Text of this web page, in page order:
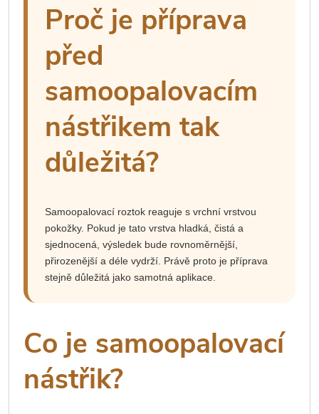
Proč je příprava
před
samoopalovacím
nástřikem tak
důležitá?
Samoopalovací roztok reaguje s vrchní vrstvou
pokožky. Pokud je tato vrstva hladká, čistá a
sjednocená, výsledek bude rovnoměrnější,
přirozenější a déle vydrží. Právě proto je příprava
stejně důležitá jako samotná aplikace.
Co je samoopalovací
nástřik?